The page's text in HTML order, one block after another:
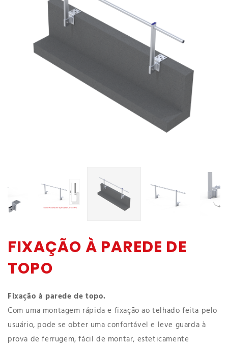
FIXAÇÃO À PAREDE DE
TOPO
Fixação à parede de topo.
Com uma montagem rápida e fixação ao telhado feita pelo
usuário, pode se obter uma confortável e leve guarda à
prova de ferrugem, fácil de montar, esteticamente